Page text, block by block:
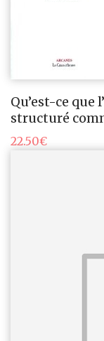
Qu’est-ce que
structuré
22.50€